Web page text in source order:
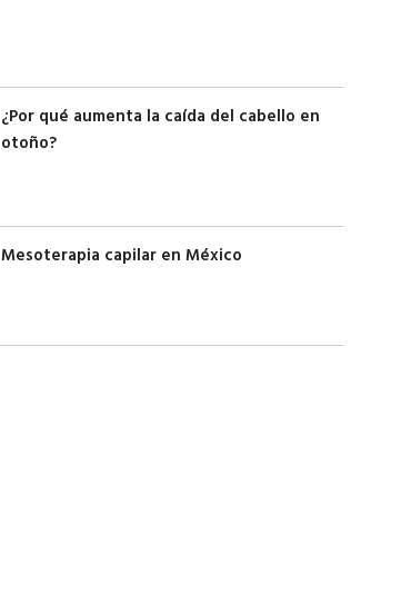
¿Por qué aumenta la caída del cabello en
otoño?
Mesoterapia capilar en México